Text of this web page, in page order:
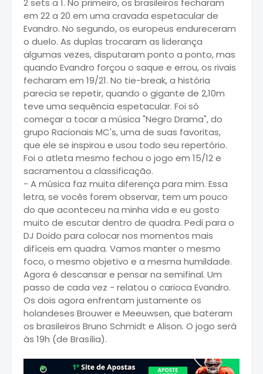
2 sets a 1. No primeiro, os brasileiros fecharam
em 22 a 20 em uma cravada espetacular de
Evandro. No segundo, os europeus endureceram
o duelo. As duplas trocaram as liderança
algumas vezes, disputaram ponto a ponto, mas
quando Evandro forçou o saque e errou, os rivais
fecharam em 19/21. No tie-break, a história
parecia se repetir, quando o gigante de 2,10m
teve uma sequência espetacular. Foi só
começar a tocar a música "Negro Drama", do
grupo Racionais MC's, uma de suas favoritas,
que ele se inspirou e usou todo seu repertório.
Foi o atleta mesmo fechou o jogo em 15/12 e
sacramentou a classificação.
- A música faz muita diferença para mim. Essa
letra, se vocês forem observar, tem um pouco
do que aconteceu na minha vida e eu gosto
muito de escutar dentro de quadra. Pedi para o
DJ Doido para colocar nos momentos mais
difíceis em quadra. Vamos manter o mesmo
foco, o mesmo objetivo e a mesma humildade.
Agora é descansar e pensar na semifinal. Um
passo de cada vez - relatou o carioca Evandro.
Os dois agora enfrentam justamente os
holandeses Brouwer e Meeuwsen, que bateram
os brasileiros Bruno Schmidt e Alison. O jogo será
às 19h (de Brasília).